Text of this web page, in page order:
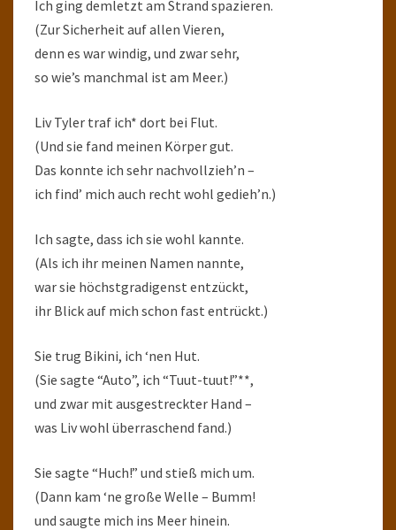
Ich ging demletzt am Strand spazieren.
(Zur Sicherheit auf allen Vieren,
denn es war windig, und zwar sehr,
so wie’s manchmal ist am Meer.)
Liv Tyler traf ich* dort bei Flut.
(Und sie fand meinen Körper gut.
Das konnte ich sehr nachvollzieh’n –
ich find’ mich auch recht wohl gedieh’n.)
Ich sagte, dass ich sie wohl kannte.
(Als ich ihr meinen Namen nannte,
war sie höchstgradigenst entzückt,
ihr Blick auf mich schon fast entrückt.)
Sie trug Bikini, ich ‘nen Hut.
(Sie sagte “Auto”, ich “Tuut-tuut!”**,
und zwar mit ausgestreckter Hand –
was Liv wohl überraschend fand.)
Sie sagte “Huch!” und stieß mich um.
(Dann kam ‘ne große Welle – Bumm!
und saugte mich ins Meer hinein.